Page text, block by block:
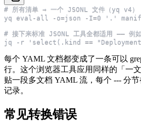
# 所有清单 → 一个 JSONL 文件（yq v4）
yq eval-all -o=json -I=0 '.'
# 接下来标准 JSONL 工具全都适用 —— 例
jq -r 'select(.kind ==
每个 YAML 文档都变成了一条可以
行。这个浏览器工具应用同样的「一
贴一段多文档 YAML 流，每个 --- 分
记录。
常见转换错误